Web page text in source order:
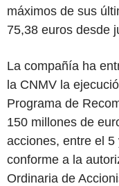
máximos de sus
75,38 euros desde
La compañía ha
la CNMV la
Programa de
150 millones de
acciones, entre el
conforme a la
Ordinaria de